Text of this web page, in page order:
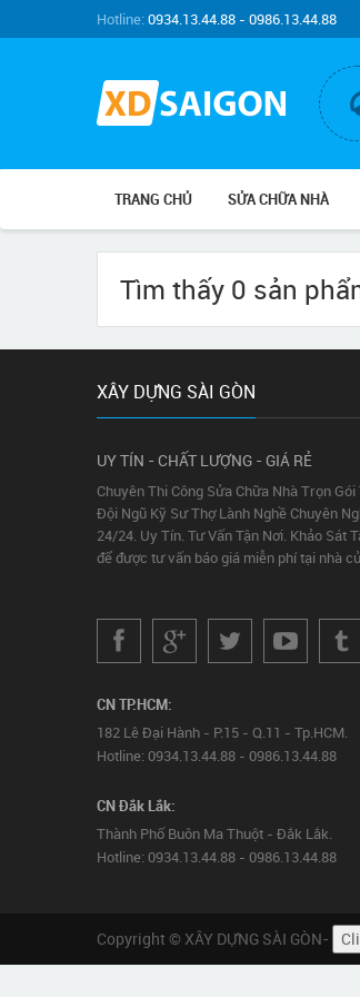
Hotline:0934.13.44.88 - 0986.13.44.88
TRANG CHỦ SỬA CHỮA NHÀ
Tìm thấy 0 sản
XÂY DỰNG SÀI GÒN
UY TÍN - CHẤT LƯỢNG - GIÁ RẺ
Chuyên Thi Công Sửa Chữa Nhà Trọn
Đội Ngũ Kỹ Sư Thợ Lành Nghề Chuyên
24/24. Uy Tín. Tư Vấn Tận Nơi. Khảo Sát
để được tư vấn báo giá miễn phí tại nhà
CN TP.HCM:
182 Lê Đại Hành - P.15 - Q.11 - Tp.HCM.
Hotline: 0934.13.44.88 - 0986.13.44.88
CN Đắk Lắk:
Thành Phố Buôn Ma Thuột - Đắk Lắk.
Hotline: 0934.13.44.88 - 0986.13.44.88
Copyright © XÂY DỰNG SÀI GÒN-